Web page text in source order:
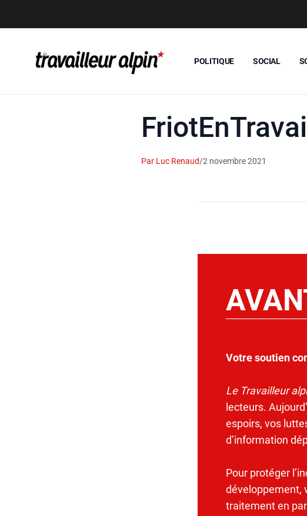
POLITIQUE SOCIAL
Par Luc Renaud/2 novembre 2021
Votre soutien
Le Travailleur
lecteurs.
espoirs, vos
d’information
Pour protéger
développement,
traitement en